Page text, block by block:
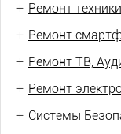
+ Ремонт
+ Ремонт
+ Ремонт ТВ,
+ Ремонт
+ Системы